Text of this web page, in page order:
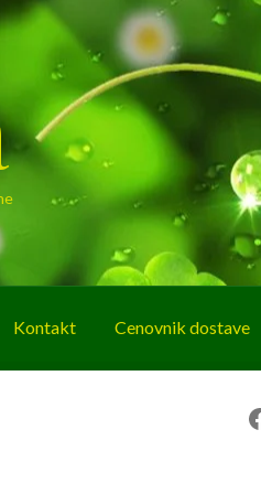
Kontakt Cenovnik dostave
Facebook